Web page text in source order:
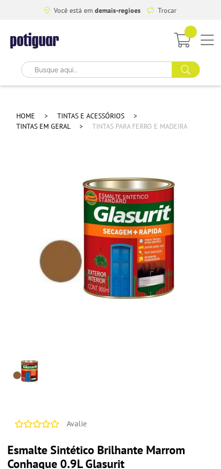
Você está em demais-regioes Trocar
HOME
TINTAS E ACESSÓRIOS
TINTAS EM GERAL
TINTAS PARA FERRO E MADEIRA
Avalie
Esmalte Sintético Brilhante Marrom
Conhaque 0.9L Glasurit